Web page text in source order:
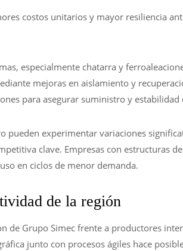
costos unitarios y mayor resiliencia
especialmente chatarra y
mejoras en aislamiento y
para asegurar suministro y estabilidad
pueden experimentar variaciones
clave. Empresas con estructuras
en ciclos de menor demanda.
de la región
de Grupo Simec frente a productores
junto con procesos ágiles hace